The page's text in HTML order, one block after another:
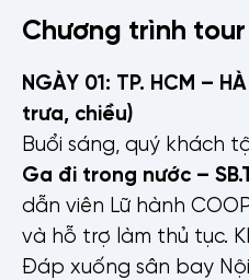
Chương trình tour
NGÀY 01: TP. HCM –
trưa, chiều)
Buổi sáng, quý khách
Ga đi trong nước –
dẫn viên Lữ hành
và hỗ trợ làm thủ tục.
Đáp xuống sân bay